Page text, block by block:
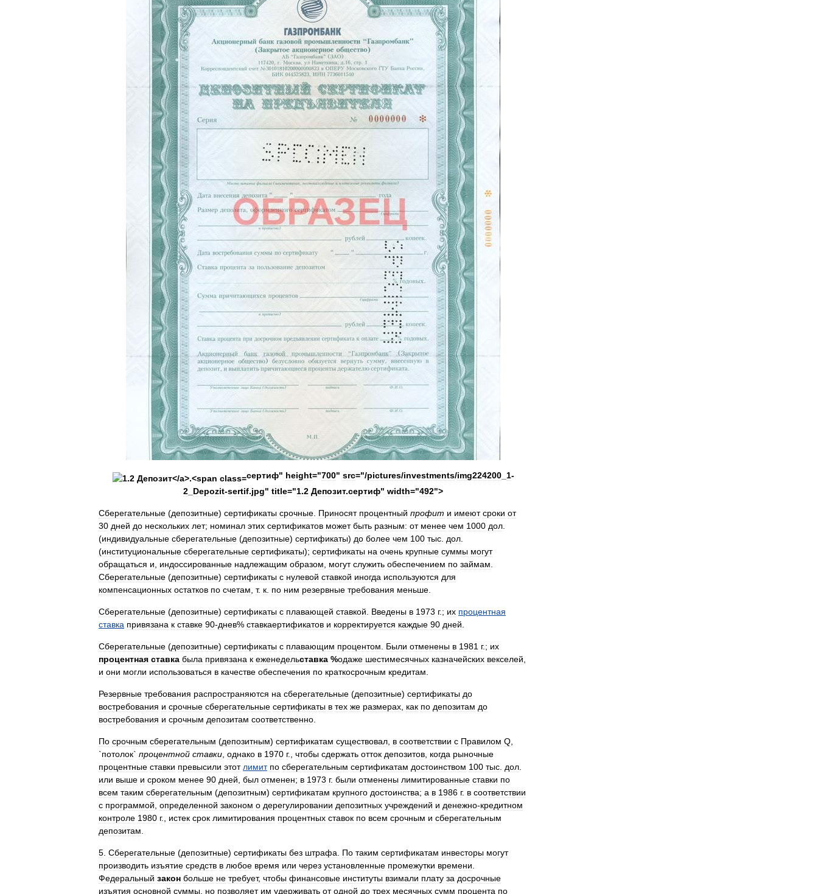
сертиф" height="700" src="/pictures/investments/img224200_ 1-
2 Depozit-sertif.jpg" title="1.2 Депозит.сертиф" width="492">
Сберегательные (депозитные) сертификаты срочные Приносят процентный профит и имеют сроки от
30 дней до нескольких лет; номинал этих сертификатов может быть разным: от менее чем 1000 дол
(индивидуальные сберегательные (депозитные) сертификаты) до более чем 100 тыс дол
(институциональные сберегательные сертификаты); сертификаты на очень крупные суммы могут
обращаться и индоссированные надлежащим образом могут служить обеспечением по займам
Сберегательные (депозитные) сертификаты с нулевой ставкой иногда используются для
компенсационных остатков по счетам т. к по ним резервные требования меньше
Сберегательные (депозитные) сертификаты с плавающей ставкой Введены в 1973 г.; их процентная
ставка привязана к ставке 90-днев% ставкаертификатов и корректируется каждые 90 дней
Сберегательные (депозитные) сертификаты с плавающим процентом Были отменены в 1981 г.; их
процентная ставка была привязана к еженедельставка %одаже шестимесячных казначейских векселей
и они могли использоваться в качестве обеспечения по краткосрочным кредитам
Резервные требования распространяются на сберегательные (депозитные) сертификаты до
востребования и срочные сберегательные сертификаты в тех же размерах как по депозитам до
востребования и срочным депозитам соответственно
По срочным сберегательным (депозитным) сертификатам существовал в соответствии с Правилом Q
`потолок` процентной ставки однако в 1970 г., чтобы сдержать отток депозитов когда рыночные
процентные ставки превысили этот лимит по сберегательным сертификатам достоинством 100 тыс дол
или выше и сроком менее 90 дней был отменен; в 1973 г. были отменены лимитированные ставки по
всем таким сберегательным (депозитным) сертификатам крупного достоинства; а в 1986 г. в соответствии
с программой определенной законом о дерегулировании депозитных учреждений и денежно-кредитном
контроле 1980 г., истек срок лимитирования процентных ставок по всем срочным и сберегательным
депозитам
5 Сберегательные (депозитные) сертификаты без штрафа По таким сертификатам инвесторы могут
производить изъятие средств в любое время или через установленные промежутки времени
Федеральный закон больше не требует, чтобы финансовые институты взимали плату за досрочные
изъятия основной суммы но позволяет им удерживать от одной до трех месячных сумм процента по